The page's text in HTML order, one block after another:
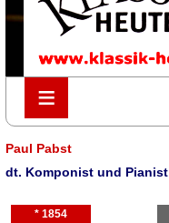
≡
≡
Paul Pabst
dt. Komponist und Pianist
* 1854